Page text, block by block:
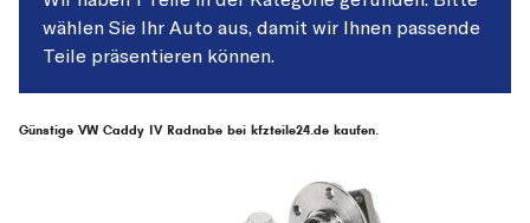
wählen Sie Ihr Auto aus, damit wir Ihnen passende
Teile präsentieren können.
Günstige VW Caddy IV Radnabe bei kfzteile24.de kaufen.